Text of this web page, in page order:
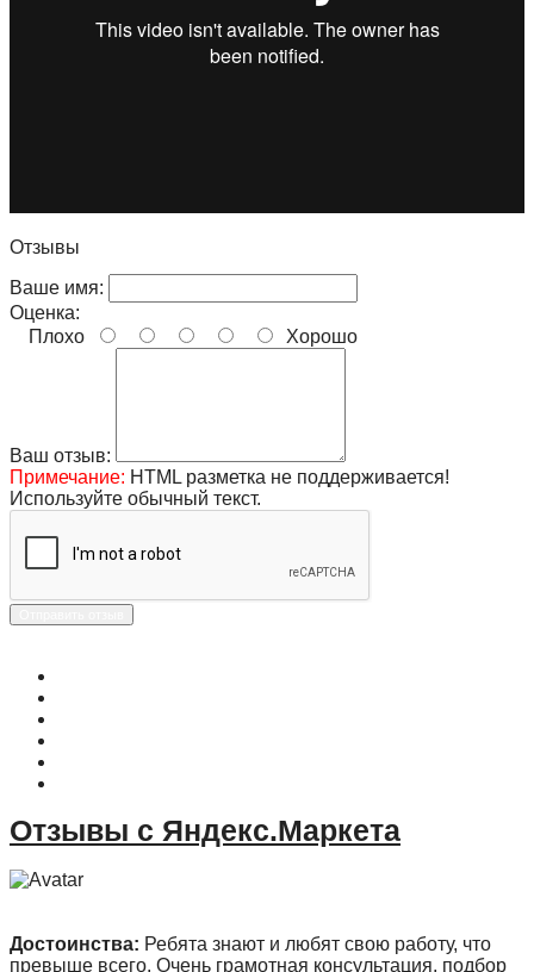
Отзывы
Ваше имя:
Оценка:
Плохо
Хорошо
Ваш отзыв:
Примечание: HTML разметка не поддерживается!
Используйте обычный текст.
Отзывы с Яндекс.Маркета
Достоинства: Ребята знают и любят свою работу, что
превыше всего. Очень грамотная консультация, подбор